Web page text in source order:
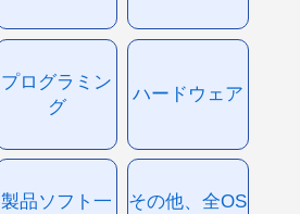
プログラミン
グ
ハードウェア
製品ソフト一
その他、全OS